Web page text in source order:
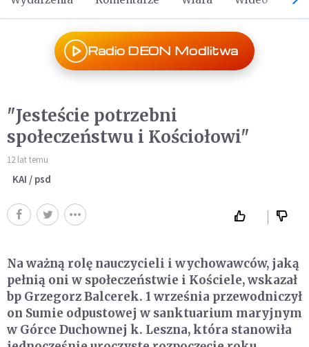
Radio DEON Modlitwa
"Jesteście potrzebni
społeczeństwu i Kościołowi"
12 lat temu
KAI / psd
Na ważną rolę nauczycieli i wychowawców, jaką
pełnią oni w społeczeństwie i Kościele, wskazał
bp Grzegorz Balcerek. 1 września przewodniczył
on Sumie odpustowej w sanktuarium maryjnym
w Górce Duchownej k. Leszna, która stanowiła